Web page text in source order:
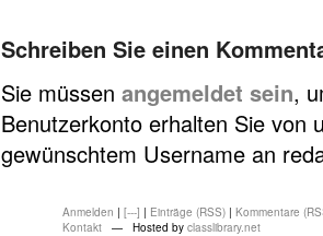
Schreiben Sie einen
Sie müssen angemeldet sein,
Benutzerkonto erhalten Sie von
gewünschtem Username an
Anmelden | [---] | Einträge (RSS) | Kommentare
Kontakt — Hosted by classlibrary.net